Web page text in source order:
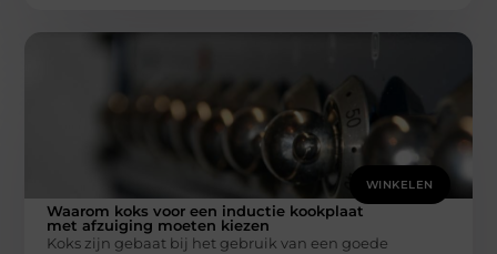
WINKELEN
Waarom koks voor een inductie kookplaat
met afzuiging moeten kiezen
Koks zijn gebaat bij het gebruik van een goede